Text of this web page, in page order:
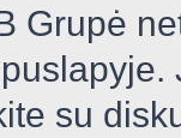
Grupė
su